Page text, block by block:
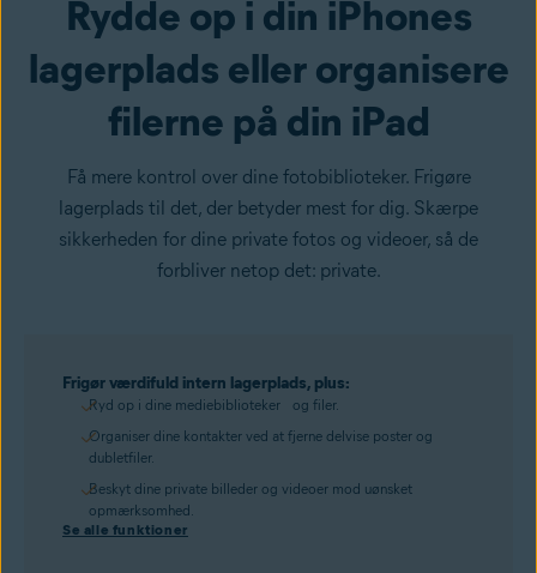
Rydde op i din iPhones
lagerplads eller organisere
filerne på din iPad
Få mere kontrol over dine fotobiblioteker. Frigøre
lagerplads til det, der betyder mest for dig. Skærpe
sikkerheden for dine private fotos og videoer, så de
forbliver netop det: private.
Frigør værdifuld intern lagerplads, plus:
Ryd op i dine mediebiblioteker og filer.
Organiser dine kontakter ved at fjerne delvise poster og
dubletfiler.
Beskyt dine private billeder og videoer mod uønsket
opmærksomhed.
Se alle funktioner